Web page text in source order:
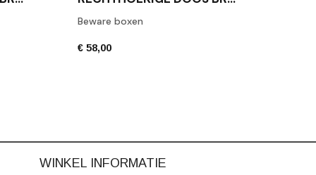
Beware boxen
€ 58,00
WINKEL INFORMATIE